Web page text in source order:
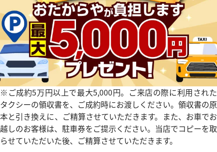
ンテール ウォッチ SM
カルティエ カリブル ドゥ カ
W7100015
※ご成約5万円以上で最大5,000円。ご来店の際に利用された
タクシーの領収書を、ご成約時にお渡しください。領収書の原
本と引き換えに、ご精算させていただきます。また、お車でお
越しのお客様は、駐車券をご提示ください。当店でコピーを取
らせていただいた後、ご精算させていただきます。